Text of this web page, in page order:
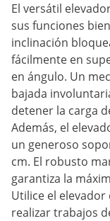
El versátil
sus funciones
inclinación
fácilmente en
en ángulo. Un
bajada
detener la carga
Además, el
un generoso
cm. El robusto
garantiza la
Utilice el elevador
realizar trabajos